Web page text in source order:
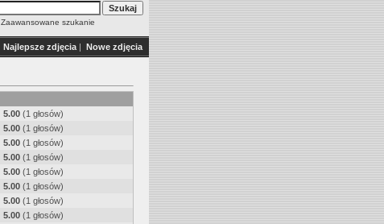
Zaawansowane szukanie
Najlepsze zdjęcia | Nowe zdjęcia
5.00 (1 głosów)
5.00 (1 głosów)
5.00 (1 głosów)
5.00 (1 głosów)
5.00 (1 głosów)
5.00 (1 głosów)
5.00 (1 głosów)
5.00 (1 głosów)